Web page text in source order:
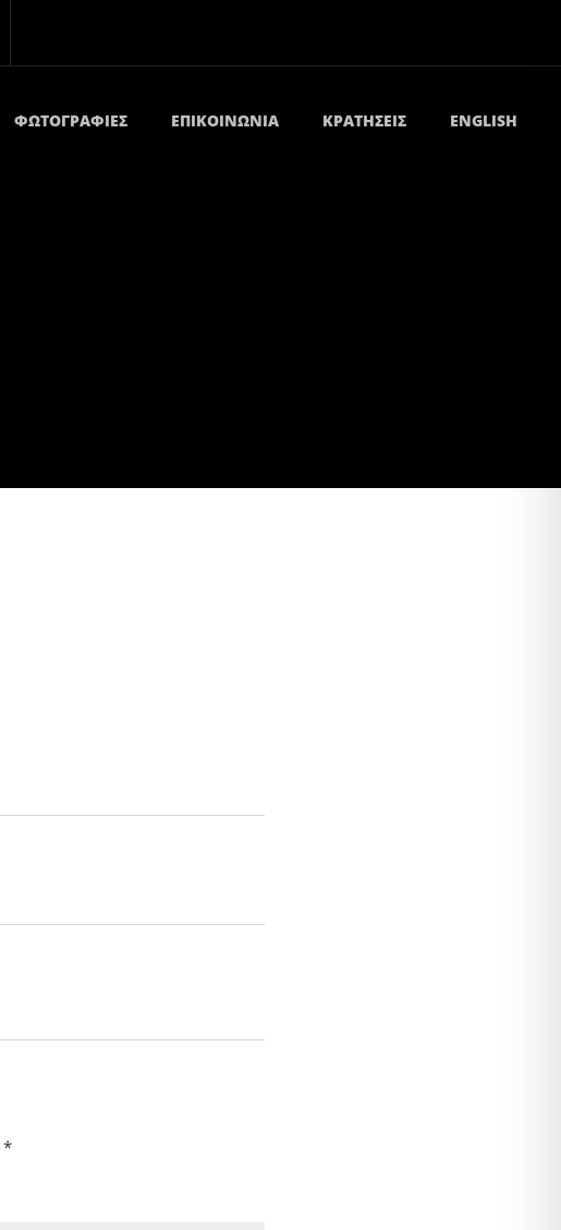
ΦΩΤΟΓΡΑΦΊΕΣ ΕΠΙΚΟΙΝΩΝΊΑ ΚΡΑΤΉΣΕΙΣ ENGLISH
*